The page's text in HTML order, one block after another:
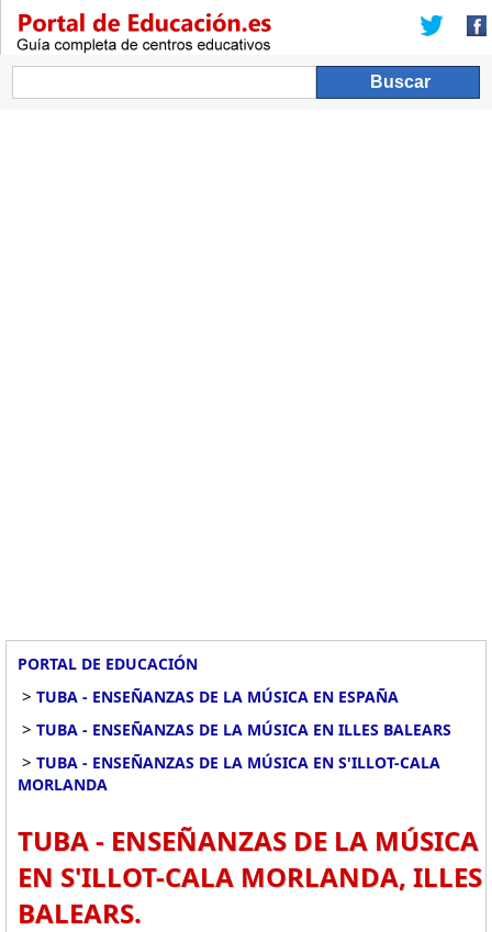
PORTAL DE EDUCACIÓN
> TUBA - ENSEÑANZAS DE LA MÚSICA EN ESPAÑA
> TUBA - ENSEÑANZAS DE LA MÚSICA EN ILLES BALEARS
> TUBA - ENSEÑANZAS DE LA MÚSICA EN S'ILLOT-CALA
MORLANDA
TUBA - ENSEÑANZAS DE LA MÚSICA
EN S'ILLOT-CALA MORLANDA, ILLES
BALEARS.